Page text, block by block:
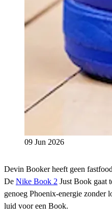
09 Jun 2026
Devin Booker heeft geen
De Nike Book 2 Just Book gaat
genoeg Phoenix-energie zonder
luid voor een Book.